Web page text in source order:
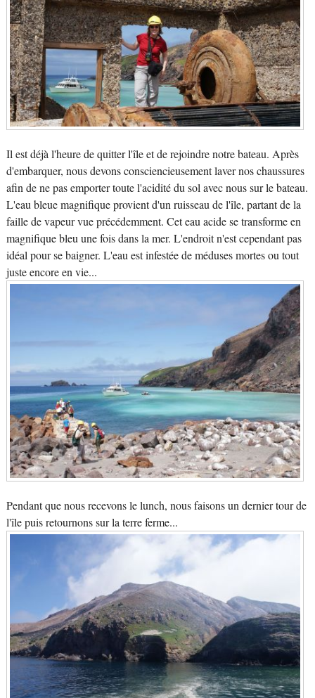
Il est déjà l'heure de quitter l'île et de rejoindre notre bateau. Après
d'embarquer, nous devons consciencieusement laver nos chaussures
afin de ne pas emporter toute l'acidité du sol avec nous sur le bateau.
L'eau bleue magnifique provient d'un ruisseau de l'île, partant de la
faille de vapeur vue précédemment. Cet eau acide se transforme en
magnifique bleu une fois dans la mer. L'endroit n'est cependant pas
idéal pour se baigner. L'eau est infestée de méduses mortes ou tout
juste encore en vie...
Pendant que nous recevons le lunch, nous faisons un dernier tour de
l'île puis retournons sur la terre ferme...